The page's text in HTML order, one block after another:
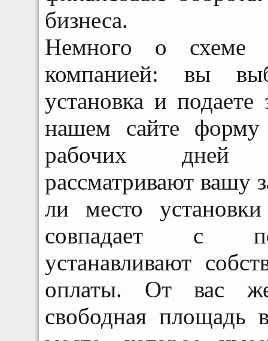
бизнеса.
Немного о схеме
компанией: вы
установка и подаете
нашем сайте форму
рабочих дней
рассматривают вашу
ли место
совпадает с
устанавливают
оплаты. От вас
свободная площадь